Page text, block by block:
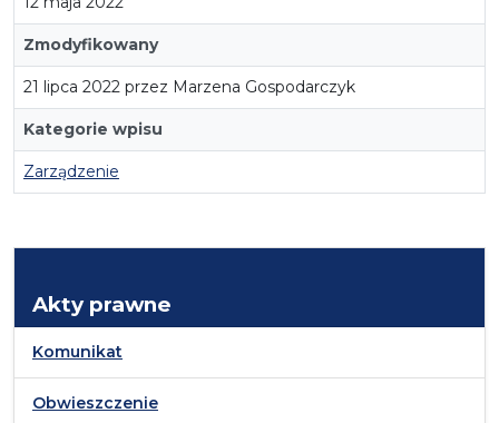
Zmodyfikowany
21 lipca 2022 przez Marzena Gospodarczyk
Kategorie wpisu
Zarządzenie
Akty prawne
Komunikat
Obwieszczenie